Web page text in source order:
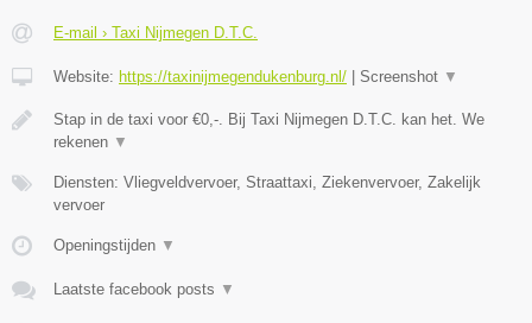
E-mail › Taxi Nijmegen D.T.C.
Website: https://taxinijmegendukenburg.nl/ Screenshot ▼
Stap in de taxi voor €0,-. Bij Taxi Nijmegen D.T.C. kan het. We
rekenen ▼
Diensten: Vliegveldvervoer, Straattaxi, Ziekenvervoer, Zakelijk
vervoer
Openingstijden ▼
Laatste facebook posts ▼